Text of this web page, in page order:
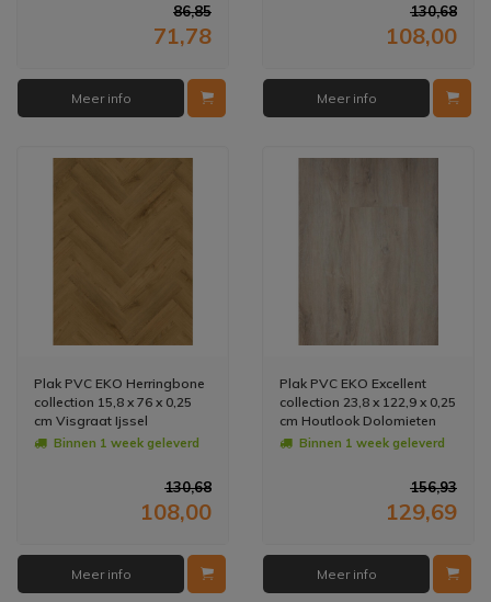
86,85
71,78
Meer info
130,68
108,00
Meer info
Plak PVC EKO Herringbone
collection 15,8 x 76 x 0,25
cm Visgraat Ijssel
(Doosinhoud: 2,88 m2)
Binnen 1 week geleverd
130,68
108,00
Meer info
Plak PVC EKO Excellent
collection 23,8 x 122,9 x 0,25
cm Houtlook Dolomieten
(Doosinhoud: 3,51 m2)
Binnen 1 week geleverd
156,93
129,69
Meer info